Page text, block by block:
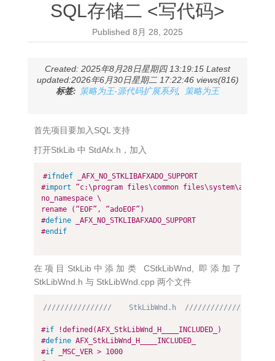
SQL存储二 <写代码>
Published 8月 28, 2025
Created: 2025年8月28日星期四 13:19:15 Latest
updated:2026年6月30日星期二 17:22:46 views(816)
标签: 策略为王-源代码扩展系列, 策略为王
首先项目要加入SQL 支持
打开StkLib 中 StdAfx.h，加入
#ifndef _AFX_NO_STKLIBAFXADO_SUPPORT
#import “c:\program files\common
no_namespace \
rename (“EOF”, “adoEOF”)
#define _AFX_NO_STKLIBAFXADO_SUPPORT
#endif
在项目StkLib中添加类 CStkLibWnd, 即添加了
StkLibWnd.h 与 StkLibWnd.cpp 两个文件
////////////////    StkLibWnd.h  /////////////////
#if !defined(AFX_StkLibWnd_H____INCLUDED_)
#define AFX_StkLibWnd_H____INCLUDED_
#if _MSC_VER > 1000